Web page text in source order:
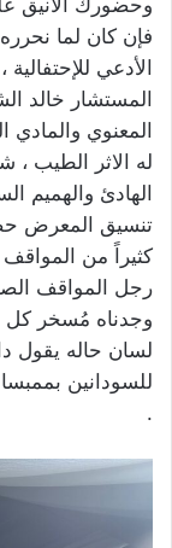
وحضورك الأنيق
فإن كان لما
الأدعي
المستشار خالد
المعنوي والمادي
له الاثر الطيب ،
الهادئ والهميم
تنسيق المعرض
كثيراً من
رجل المواقف
وجدناه مُسخر كل
لسان حاله يقول
للسودانين
.